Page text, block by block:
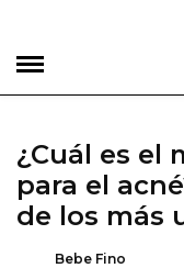
¿Cuál es el
para el
de los más
Bebe Fino